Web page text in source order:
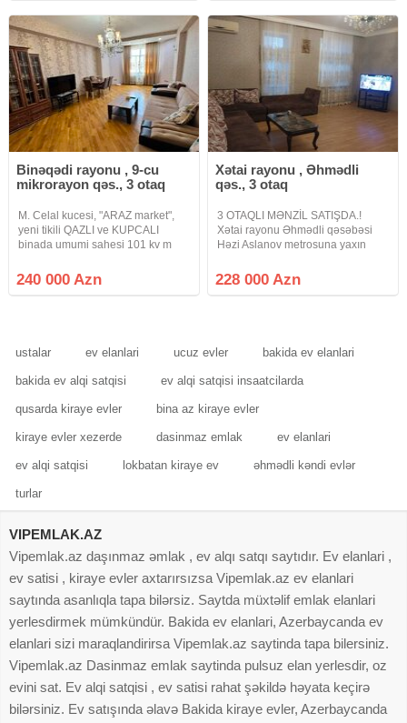
Binəqədi rayonu , 9-cu
mikrorayon qəs., 3 otaq
M. Celal kucesi, "ARAZ market",
yeni tikili QAZLI ve KUPCALI
binada umumi sahesi 101 kv m
menzil satilir. Mertebe 16/10, yaxsi
temir, doseme parket,
240 000 Azn
Xətai rayonu , Əhmədli
qəs., 3 otaq
3 OTAQLI MƏNZİL SATIŞDA.!
Xətai rayonu Əhmədli qəsəbəsi
Həzi Aslanov metrosuna yaxın
binanın 7 ci mərtəbəsində ümumi
sahəsi 104 kv.m olan 3 otaqlı
228 000 Azn
ustalar ev elanlari ucuz evler bakida ev elanlari
bakida ev alqi satqisi ev alqi satqisi insaatcilarda
qusarda kiraye evler bina az kiraye evler
kiraye evler xezerde dasinmaz emlak ev elanlari
ev alqi satqisi lokbatan kiraye ev əhmədli kəndi evlər
turlar
VIPEMLAK.AZ
Vipemlak.az daşınmaz əmlak , ev alqı satqı saytıdır. Ev elanlari ,
ev satisi , kiraye evler axtarırsızsa Vipemlak.az ev elanlari
saytında asanlıqla tapa bilərsiz. Saytda müxtəlif emlak elanlari
yerlesdirmek mümkündür. Bakida ev elanlari, Azerbaycanda ev
elanlari sizi maraqlandirirsa Vipemlak.az saytinda tapa bilersiniz.
Vipemlak.az Dasinmaz emlak saytinda pulsuz elan yerlesdir, oz
evini sat. Ev alqi satqisi , ev satisi rahat şəkildə həyata keçirə
bilərsiniz. Ev satışında əlavə Bakida kiraye evler, Azerbaycanda